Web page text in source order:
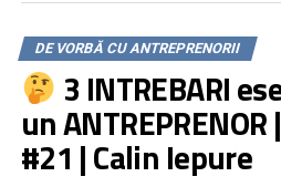
DE VORBĂ CU ANTREPRENORII
3 INTREBARI
un ANTREPRENOR
#21 | Calin Iepure